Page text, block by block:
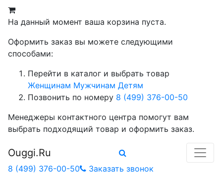
На данный момент ваша корзина пуста.
Оформить заказ вы можете следующими
способами:
Перейти в каталог и выбрать товар
Женщинам Мужчинам Детям
Позвонить по номеру 8 (499) 376-00-50
Менеджеры контактного центра помогут вам
выбрать подходящий товар и оформить заказ.
Ouggi.Ru
8 (499) 376-00-50 Заказать звонок